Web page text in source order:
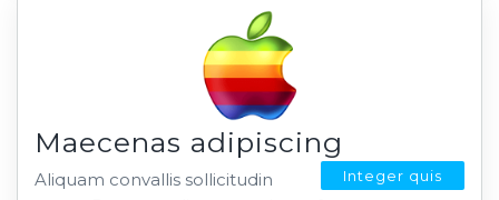
Maecenas adipiscing
Integer quis
Aliquam convallis sollicitudin